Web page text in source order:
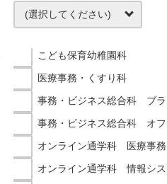
こども保育幼稚園科
医療事務・くすり科
事務・ビジネス総合科 ブラ
事務・ビジネス総合科 オフ
オンライン通学科 医療事務
オンライン通学科 情報シス